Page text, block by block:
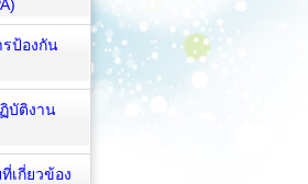
ป้องกัน
บัติงาน
เกี่ยวข้อง